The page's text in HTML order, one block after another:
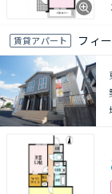
賃貸アパート フィ